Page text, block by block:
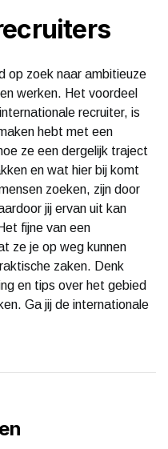
op zoek naar ambitieuze
werken. Het voordeel
recruiter, is
hebt met een
ze een dergelijk traject
en wat hier bij komt
zoeken, zijn door
jij ervan uit kan
fijne van een
ze je op weg kunnen
zaken. Denk
en tips over het gebied
Ga jij de internationale